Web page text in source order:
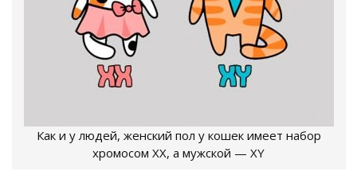
Как и у людей, женский пол у кошек имеет набор
хромосом XX, а мужской — XY